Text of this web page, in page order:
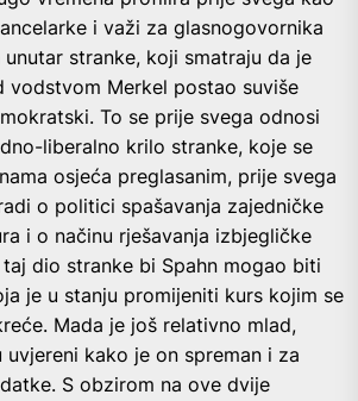
i važi za glasnogovornika
unutar stranke, koji smatraju da je
vodstvom Merkel postao suviše
To se prije svega odnosi
liberalno krilo stranke, koje se
osjeća preglasanim, prije svega
o politici spašavanja zajedničke
i o načinu rješavanja izbjegličke
taj dio stranke bi Spahn mogao biti
je u stanju promijeniti kurs kojim se
Mada je još relativno mlad,
uvjereni kako je on spreman i za
S obzirom na ove dvije